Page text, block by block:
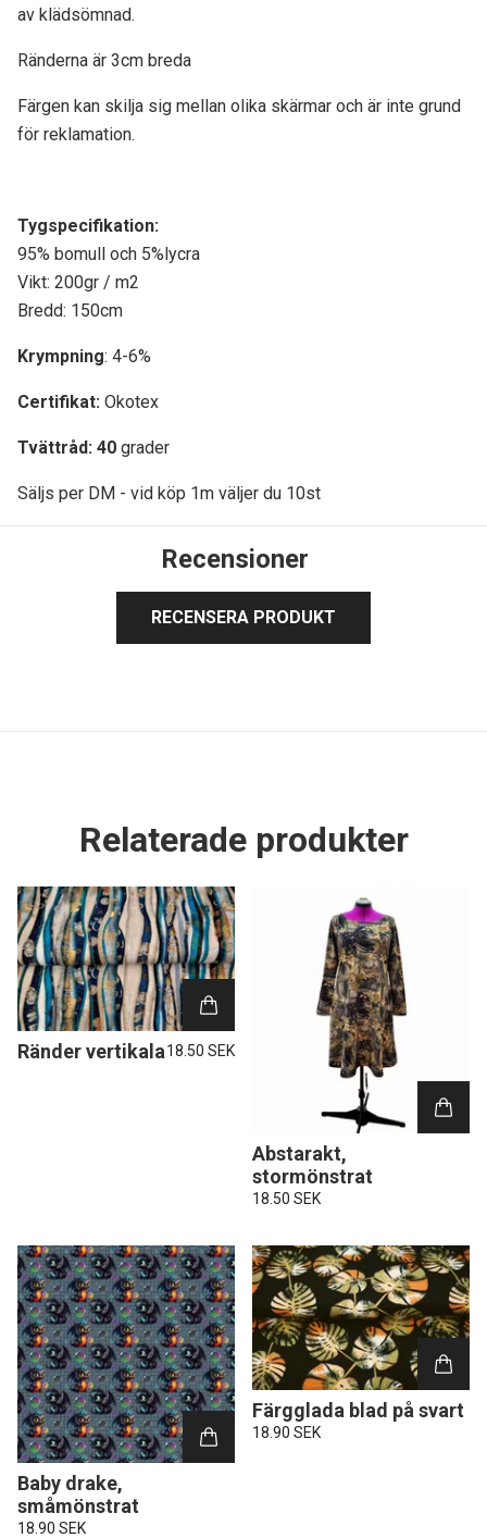
av klädsömnad.
Ränderna är 3cm breda
Färgen kan skilja sig mellan olika skärmar och är inte grund
för reklamation.
Tygspecifikation:
95% bomull och 5%lycra
Vikt: 200gr / m2
Bredd: 150cm
Krympning: 4-6%
Certifikat: Okotex
Tvättråd: 40 grader
Säljs per DM - vid köp 1m väljer du 10st
Recensioner
RECENSERA PRODUKT
Relaterade produkter
Ränder vertikala18.50 SEK
Abstarakt,
stormönstrat
18.50 SEK
Baby drake,
småmönstrat
18.90 SEK
Färgglada blad på svart
18.90 SEK